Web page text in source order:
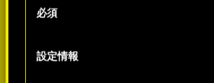
Cookieの使用およびパフォーマンス
する詳細は、下記の「設定」メニュ
ださい。
必須
設定情報